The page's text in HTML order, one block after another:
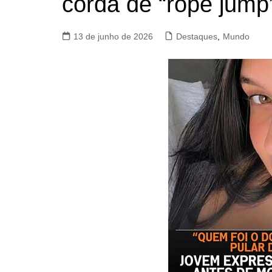
13 de junho de 2026 Destaques Mundo